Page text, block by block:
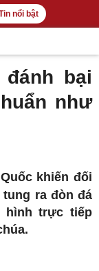
nổi bật
bại
như
khiến đối
ra đòn đá
hình trực tiếp